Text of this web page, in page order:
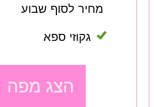
מחיר לסוף שבוע
גקוזי ספא
הצג מפה